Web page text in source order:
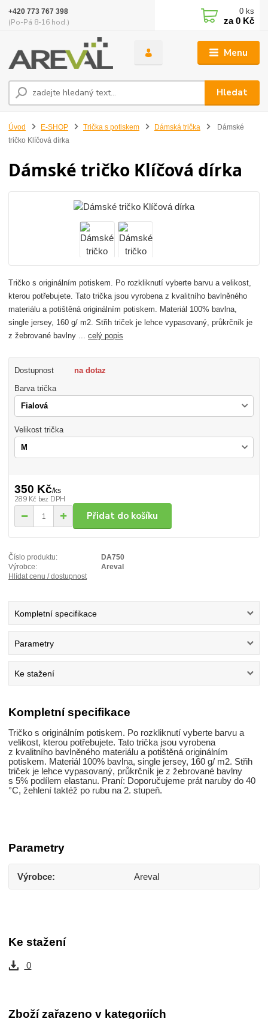
Menu
Hledat
+420 773 767 398
(Po-Pá 8-16 hod.)
0 ks
za0 Kč
Úvod E-SHOP Trička s potiskem Dámská trička
Dámské
tričko Klíčová dírka
Dámské tričko Klíčová dírka
Tričko s originálním potiskem. Po rozkliknutí vyberte barvu a velikost,
kterou potřebujete. Tato trička jsou vyrobena z kvalitního bavlněného
materiálu a potištěná originálním potiskem. Materiál 100% bavlna,
single jersey, 160 g/ m2. Střih triček je lehce vypasovaný, průkrčník je
z žebrované bavlny ...celý popis
Dostupnost na dotaz
Barva trička
Velikost trička
350 Kč/ks
289 Kč bez DPH
Přidat do košíku
Číslo produktu:
DA750
Výrobce:
Areval
Hlídat cenu / dostupnost
Kompletní specifikace
Parametry
Ke stažení
Kompletní specifikace
Tričko s originálním potiskem. Po rozkliknutí vyberte barvu a
velikost, kterou potřebujete. Tato trička jsou vyrobena
z kvalitního bavlněného materiálu a potištěná originálním
potiskem. Materiál 100% bavlna, single jersey, 160 g/ m2. Střih
triček je lehce vypasovaný, průkrčník je z žebrované bavlny
s 5% podílem elastanu. Praní: Doporučujeme prát naruby do 40
°C, žehlení taktéž po rubu na 2. stupeň.
Parametry
Výrobce Areval
Ke stažení
0
Zboží zařazeno v kategoriích